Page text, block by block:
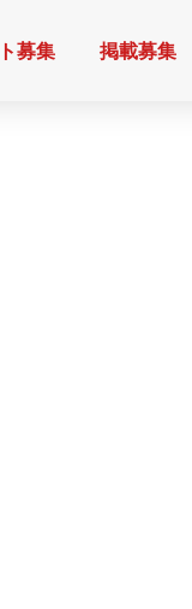
募集 掲載募集